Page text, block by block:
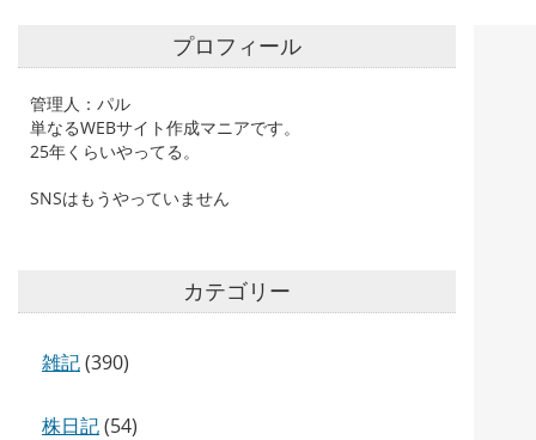
プロフィール
管理人：パル
単なるWEBサイト作成マニアです。
25年くらいやってる。
SNSはもうやっていません
カテゴリー
雑記(390)
株日記(54)